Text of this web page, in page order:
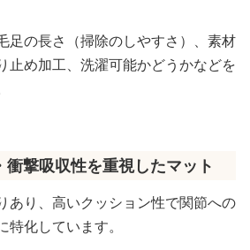
足の長さ（掃除のしやすさ）、素材
止め加工、洗濯可能かどうかなどを
撃吸収性を重視したマット
あり、高いクッション性で関節への
化しています。